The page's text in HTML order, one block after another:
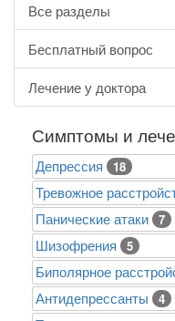
Все разделы
Бесплатный вопрос
Лечение у доктора
Симптомы и
Депрессия 18
Тревожное
Панические атаки 7
Шизофрения 5
Биполярное
Антидепрессанты 4